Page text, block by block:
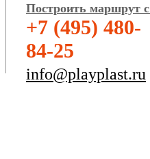
Построить маршрут
+7 (495) 480-
84-25
info@playplast.ru